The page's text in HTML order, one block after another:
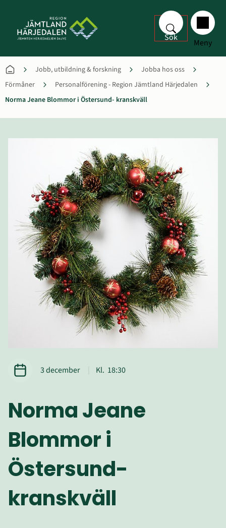
Sök Meny
Jobb, utbildning & forskning
Jobba hos oss
Förmåner
Personalförening - Region Jämtland Härjedalen
Norma Jeane Blommor i Östersund- kranskväll
Datum
3 december Kl. Tid
18:30
Norma Jeane
Blommor i
Östersund-
kranskväll